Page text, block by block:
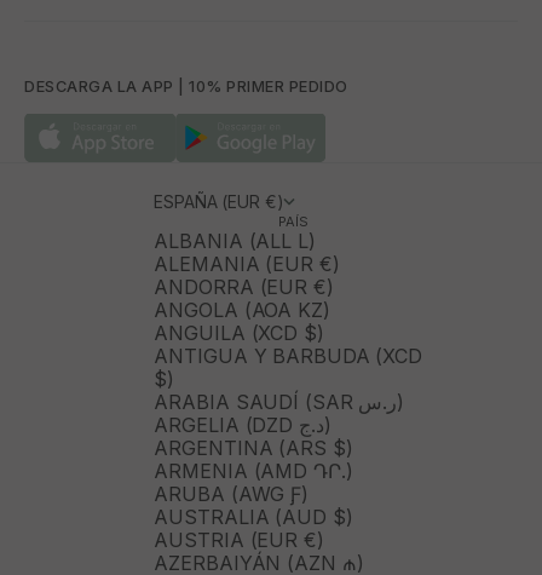
DESCARGA LA APP | 10% PRIMER PEDIDO
ESPAÑA (EUR €)
PAÍS
ALBANIA (ALL L)
ALEMANIA (EUR €)
ANDORRA (EUR €)
ANGOLA (AOA KZ)
ANGUILA (XCD $)
ANTIGUA Y BARBUDA (XCD
$)
ARABIA SAUDÍ (SAR ر.س)
ARGELIA (DZD د.ج)
ARGENTINA (ARS $)
ARMENIA (AMD ԴՐ.)
ARUBA (AWG Ƒ)
AUSTRALIA (AUD $)
AUSTRIA (EUR €)
AZERBAIYÁN (AZN ₼)